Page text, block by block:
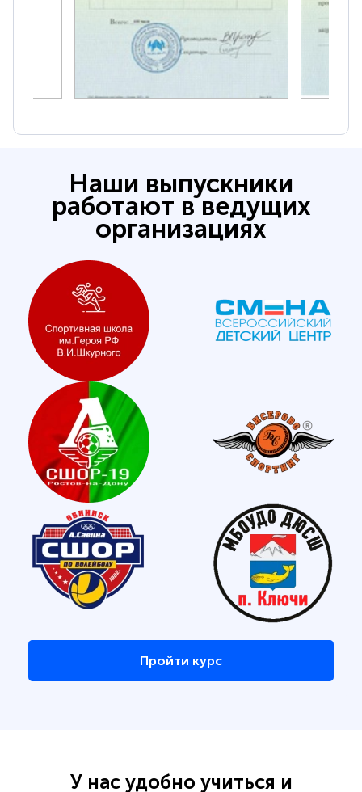
Наши выпускники
работают в ведущих
организациях
Пройти курс
У нас удобно учиться и